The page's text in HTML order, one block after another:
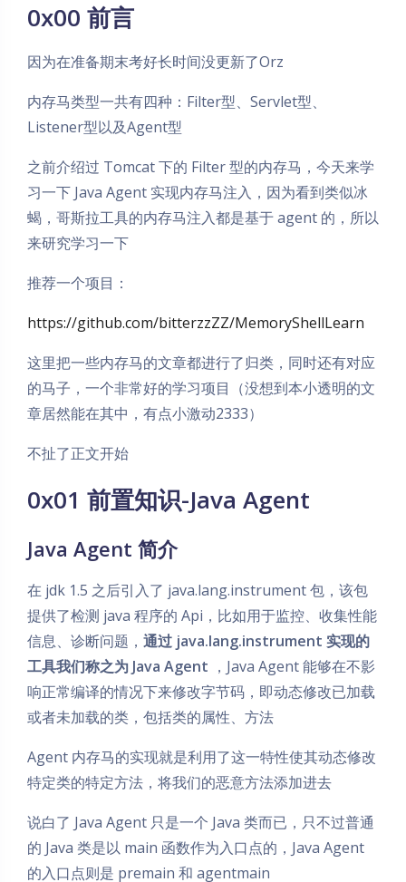
0x00 前言
因为在准备期末考好长时间没更新了Orz
内存马类型一共有四种：Filter型、Servlet型、
Listener型以及Agent型
之前介绍过 Tomcat 下的 Filter 型的内存马，今天来学
习一下 Java Agent 实现内存马注入，因为看到类似冰
蝎，哥斯拉工具的内存马注入都是基于 agent 的，所以
来研究学习一下
推荐一个项目：
https://github.com/bitterzzZZ/MemoryShellLearn
这里把一些内存马的文章都进行了归类，同时还有对应
的马子，一个非常好的学习项目（没想到本小透明的文
章居然能在其中，有点小激动2333）
不扯了正文开始
0x01 前置知识-Java Agent
Java Agent 简介
在 jdk 1.5 之后引入了 java.lang.instrument 包，该包
提供了检测 java 程序的 Api，比如用于监控、收集性能
信息、诊断问题， 通过 java.lang.instrument 实现的
工具我们称之为 Java Agent ，Java Agent 能够在不影
响正常编译的情况下来修改字节码，即动态修改已加载
或者未加载的类，包括类的属性、方法
Agent 内存马的实现就是利用了这一特性使其动态修改
特定类的特定方法，将我们的恶意方法添加进去
说白了 Java Agent 只是一个 Java 类而已，只不过普通
的 Java 类是以 main 函数作为入口点的，Java Agent
的入口点则是 premain 和 agentmain